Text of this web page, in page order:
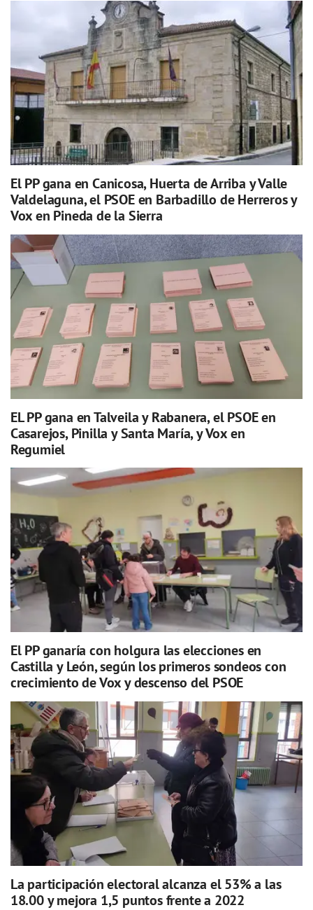
El PP gana en Canicosa, Huerta de Arriba y Valle
Valdelaguna, el PSOE en Barbadillo de Herreros y
Vox en Pineda de la Sierra
EL PP gana en Talveila y Rabanera, el PSOE en
Casarejos, Pinilla y Santa María, y Vox en
Regumiel
El PP ganaría con holgura las elecciones en
Castilla y León, según los primeros sondeos con
crecimiento de Vox y descenso del PSOE
La participación electoral alcanza el 53% a las
18.00 y mejora 1,5 puntos frente a 2022